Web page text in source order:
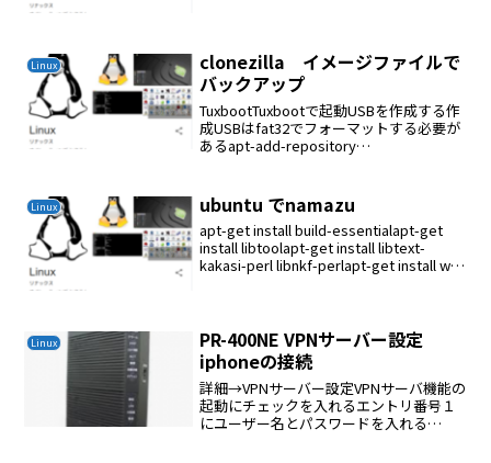
Linux
clonezilla イメージファイルで
バックアップ
TuxbootTuxbootで起動USBを作成する作
成USBはfat32でフォーマットする必要が
あるapt-add-repository
Linux ubuntu でnamazu
apt-get install build-essentialapt-get
install libtoolapt-get install libtext-
kakasi-perl libnkf-perlapt-get install wv
Linux
PR-400NE VPNサーバー設定
iphoneの接続
詳細→VPNサーバー設定VPNサーバ機能の
起動にチェックを入れるエントリ番号１
にユーザー名とパスワードを入れる